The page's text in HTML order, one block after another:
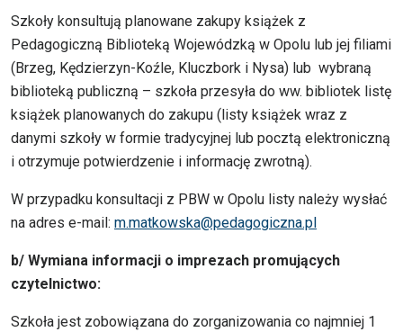
Szkoły konsultują planowane zakupy książek z
Pedagogiczną Biblioteką Wojewódzką w Opolu lub jej filiami
(Brzeg, Kędzierzyn-Koźle, Kluczbork i Nysa) lub wybraną
biblioteką publiczną – szkoła przesyła do ww. bibliotek listę
książek planowanych do zakupu (listy książek wraz z
danymi szkoły w formie tradycyjnej lub pocztą elektroniczną
i otrzymuje potwierdzenie i informację zwrotną).
W przypadku konsultacji z PBW w Opolu listy należy wysłać
na adres e-mail: m.matkowska@pedagogiczna.pl
b/ Wymiana informacji o imprezach promujących
czytelnictwo:
Szkoła jest zobowiązana do zorganizowania co najmniej 1